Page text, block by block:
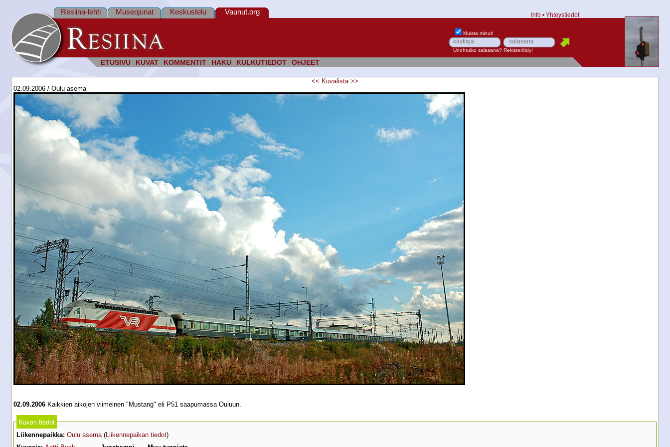
ETUSIVU KUVAT KOMMENTIT HAKU KULKUTIEDOT OHJEET
Resiina-lehti Museojunat Keskustelu Vaunut.org Info • Yhteystiedot
Muista minut!
Unohtuiko salasana? Rekisteröidy!
<< Kuvalista >>
02.09.2006 / Oulu asema
02.09.2006 Kaikkien aikojen viimeinen "Mustang" eli P51 saapumassa Ouluun.
Kuvan tiedot
Liikennepaikka: Oulu asema(Liikennepaikan tiedot)